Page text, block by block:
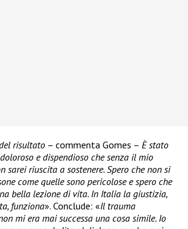
risultato – commenta Gomes – È stato
e dispendioso che senza il mio
sarei riuscita a sostenere. Spero che non si
come quelle sono pericolose e spero che
bella lezione di vita. In Italia la giustizia,
funziona». Conclude: «Il trauma
mi era mai successa una cosa simile. Io